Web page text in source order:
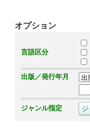
オプション
言語区分
出版／発行年月
ジャンル指定